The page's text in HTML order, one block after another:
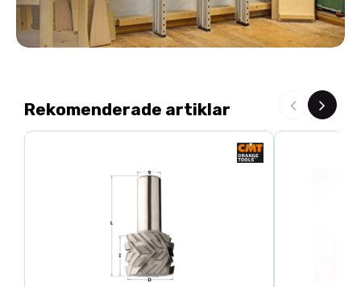
Rekomenderade artiklar